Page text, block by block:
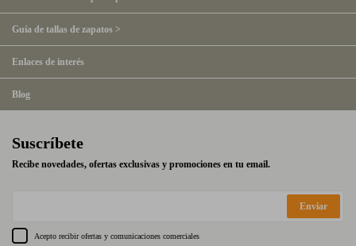
Guía de tallas de zapatos >
Enlaces de interés
Blog
Suscríbete
Recibe novedades, ofertas exclusivas y promociones en tu email.
Enviar
Acepto recibir ofertas y comunicaciones comerciales